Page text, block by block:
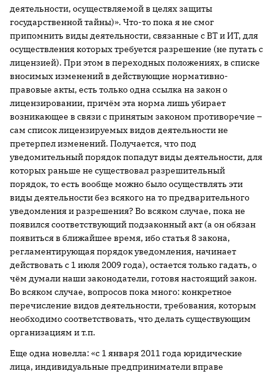
деятельности, осуществляемой в целях защиты
государственной тайны)». Что-то пока я не смог
припомнить виды деятельности, связанные с ВТ и ИТ, для
осуществления которых требуется разрешение (не путать с
лицензией). При этом в переходных положениях, в списке
вносимых изменений в действующие нормативно-
правовые акты, есть только одна ссылка на закон о
лицензировании, причём эта норма лишь убирает
возникающее в связи с принятым законом противоречие –
сам список лицензируемых видов деятельности не
претерпел изменений. Получается, что под
уведомительный порядок попадут виды деятельности, для
которых раньше не существовал разрешительный
порядок, то есть вообще можно было осуществлять эти
виды деятельности без всякого на то предварительного
уведомления и разрешения? Во всяком случае, пока не
появился соответствующий подзаконный акт (а он обязан
появиться в ближайшее время, ибо статья 8 закона,
регламентирующая порядок уведомления, начинает
действовать с 1 июля 2009 года), остается только гадать, о
чём думали наши законодатели, готовя настоящий закон.
Во всяком случае, вопросов пока много: конкретное
перечисление видов деятельности, требования, которым
необходимо соответствовать, что делать существующим
организациям и т.п.
Еще одна новелла: «с 1 января 2011 года юридические
лица, индивидуальные предприниматели вправе